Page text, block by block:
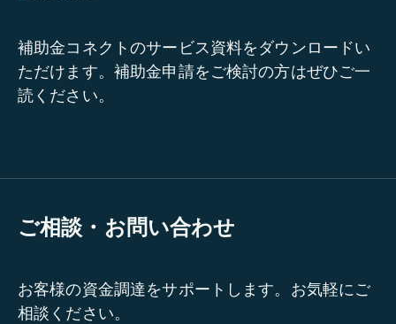
補助金コネクトのサービス資料をダウンロードい
ただけます。補助金申請をご検討の方はぜひご一
読ください。
ご相談・お問い合わせ
お客様の資金調達をサポートします。お気軽にご
相談ください。